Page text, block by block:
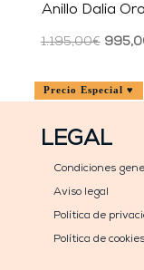
Precio Especial ♥
Anillo Dalia
1.195,00€ El
original
era:
LEGAL
Condiciones
Aviso legal
Política de
Política de cookies